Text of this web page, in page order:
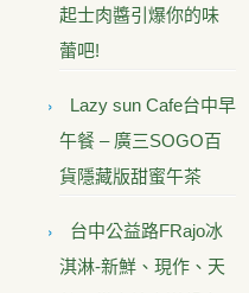
起士肉醬引爆你的味
蕾吧!
Lazy sun Cafe台中早
午餐 – 廣三SOGO百
貨隱藏版甜蜜午茶
台中公益路FRajo冰
淇淋-新鮮、現作、天